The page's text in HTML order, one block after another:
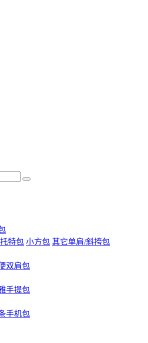
托特包 小方包 其它单肩/斜挎包
双肩包
手提包
手机包